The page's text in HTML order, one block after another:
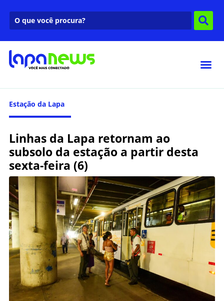
Estação da Lapa
Linhas da Lapa retornam ao
subsolo da estação a partir desta
sexta-feira (6)